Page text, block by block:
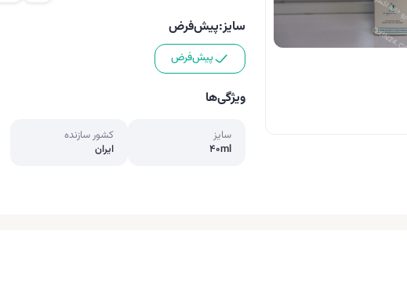
سایز:پیش‌فرض
پیش‌فرض
ویژگی‌ها
سایز
40ml
کشور سازنده
ایران